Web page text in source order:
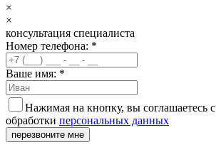
×
×
консультация специалиста
Номер телефона: *
Ваше имя: *
Нажимая на кнопку, вы соглашаетесь с
обработки персональных данных
перезвоните мне